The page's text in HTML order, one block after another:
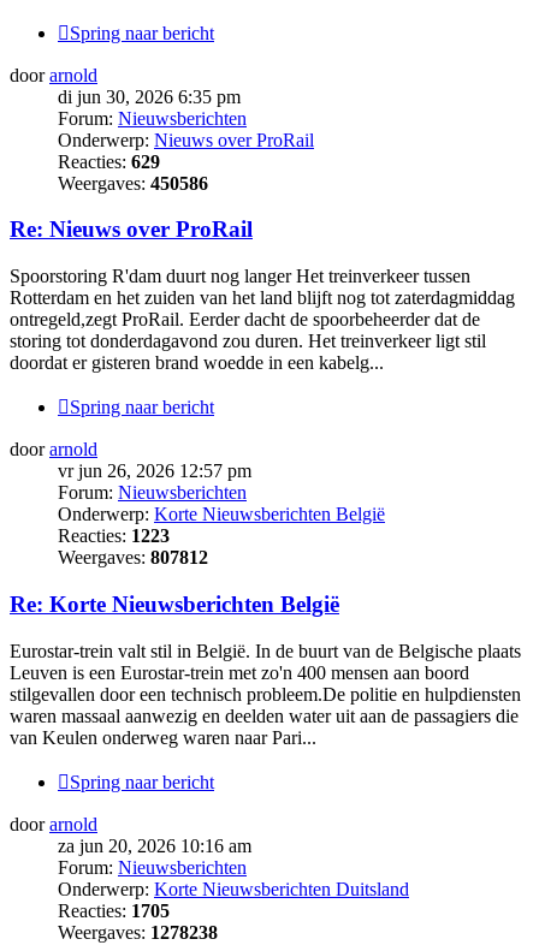
Spring naar bericht
doorarnold
di jun 30, 2026 6:35 pm
Forum: Nieuwsberichten
Onderwerp: Nieuws over ProRail
Reacties: 629
Weergaves: 450586
Re: Nieuws over ProRail
Spoorstoring R'dam duurt nog langer Het treinverkeer tussen
Rotterdam en het zuiden van het land blijft nog tot zaterdagmiddag
ontregeld,zegt ProRail. Eerder dacht de spoorbeheerder dat de
storing tot donderdagavond zou duren. Het treinverkeer ligt stil
doordat er gisteren brand woedde in een kabelg...
Spring naar bericht
doorarnold
vr jun 26, 2026 12:57 pm
Forum: Nieuwsberichten
Onderwerp: Korte Nieuwsberichten België
Reacties: 1223
Weergaves: 807812
Re: Korte Nieuwsberichten België
Eurostar-trein valt stil in België. In de buurt van de Belgische plaats
Leuven is een Eurostar-trein met zo'n 400 mensen aan boord
stilgevallen door een technisch probleem.De politie en hulpdiensten
waren massaal aanwezig en deelden water uit aan de passagiers die
van Keulen onderweg waren naar Pari...
Spring naar bericht
doorarnold
za jun 20, 2026 10:16 am
Forum: Nieuwsberichten
Onderwerp: Korte Nieuwsberichten Duitsland
Reacties: 1705
Weergaves: 1278238